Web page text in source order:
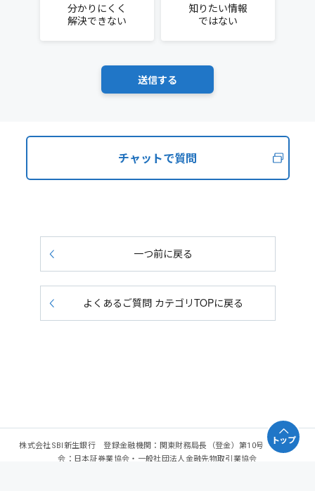
分かりにくく
解決できない
知りたい情報
ではない
チャットで質問
一つ前に戻る
よくあるご質問 カテゴリTOPに戻る
株式会社SBI新生銀行 登録金融機関：関東財務局長（登金）第10号 加入協
会：日本証券業協会・一般社団法人金融先物取引業協会
トップ